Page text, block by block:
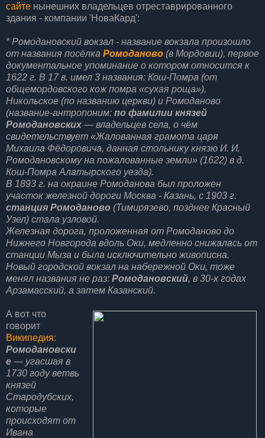
сайте нынешних владельцев отреставрированного
здания - компании 'НоваКард':
* Ромодановский вокзал - название вокзала произошло
от названия посёлка Ромоданово (в Мордовии), первое
документальное упоминание о котором относится к
1622 г. В 17 в. имел 3 названия: Кош-Помра (от
общемордовского кож помра «сухая роща»),
Никольское (по названию церкви) и Ромоданово
(название-антропоним: по фамилии князей
Ромодановских — владельцев села, о чём
свидетельствует «Жалованная грамота царя
Михаила Фёдоровича, данная стольнику князю И. И.
Ромодановскому на пожалованные земли» (1622) в д.
Кош-Помра Алатырского уезда).
В 1893 г. на окраине Ромоданова был проложен
участок железной дороги Москва - Казань, с 1903 г.
станция Ромоданово (Тимирязево, позднее Красный
Узел) стала узловой.
Железная дорога, проложенная от Ромоданово до
Нижнего Новгорода вдоль Оки, медленно снижалась от
станции Мыза и была исключительно живописна.
Новый городской вокзал на набережной Оки, тоже
менял названия не раз: Ромодановский, в 30-х годах
Арзамасский, а затем Казанский.
А вот что
говорит
Википедия:
Ромодановски
е — угасшая в
1730 году ветвь
князей
Стародубских,
которые
происходят от
Ивана